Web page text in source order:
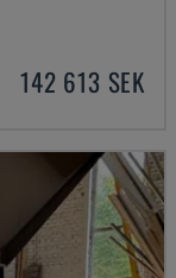
142 613 SEK